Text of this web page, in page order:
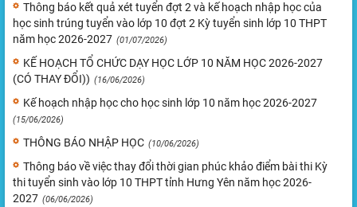
Thông báo kết quả xét tuyển đợt 2 và kế hoạch nhập học của
học sinh trúng tuyển vào lớp 10 đợt 2 Kỳ tuyển sinh lớp 10 THPT
năm học 2026-2027 (01/07/2026)
KẾ HOẠCH TỔ CHỨC DẠY HỌC LỚP 10 NĂM HỌC 2026-2027
(CÓ THAY ĐỔI)) (16/06/2026)
Kế hoạch nhập học cho học sinh lớp 10 năm học 2026-2027
(15/06/2026)
THÔNG BÁO NHẬP HỌC (10/06/2026)
Thông báo về việc thay đổi thời gian phúc khảo điểm bài thi Kỳ
thi tuyển sinh vào lớp 10 THPT tỉnh Hưng Yên năm học 2026-
2027 (06/06/2026)